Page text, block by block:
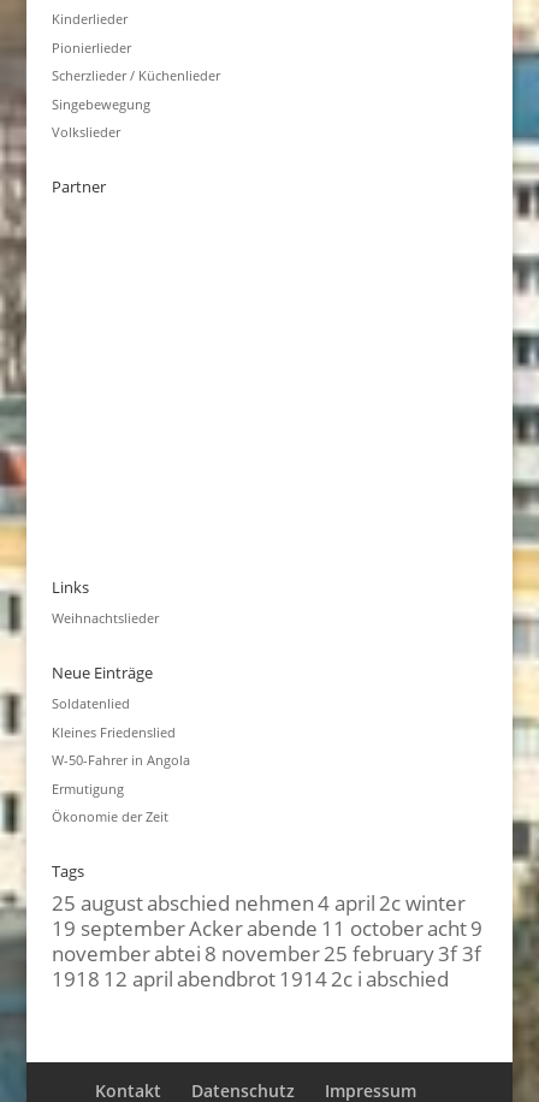
Kinderlieder
Pionierlieder
Scherzlieder / Küchenlieder
Singebewegung
Volkslieder
Partner
Links
Weihnachtslieder
Neue Einträge
Soldatenlied
Kleines Friedenslied
W-50-Fahrer in Angola
Ermutigung
Ökonomie der Zeit
Tags
25 augustabschied nehmen4 april2c winter
19 septemberAckerabende 11 octoberacht9
novemberabtei 8 november25 february3f 3f
1918 12 aprilabendbrot19142c iabschied
Kontakt Datenschutz Impressum